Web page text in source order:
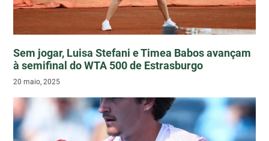
Sem jogar, Luisa Stefani e Timea Babos avançam
à semifinal do WTA 500 de Estrasburgo
20 maio, 2025